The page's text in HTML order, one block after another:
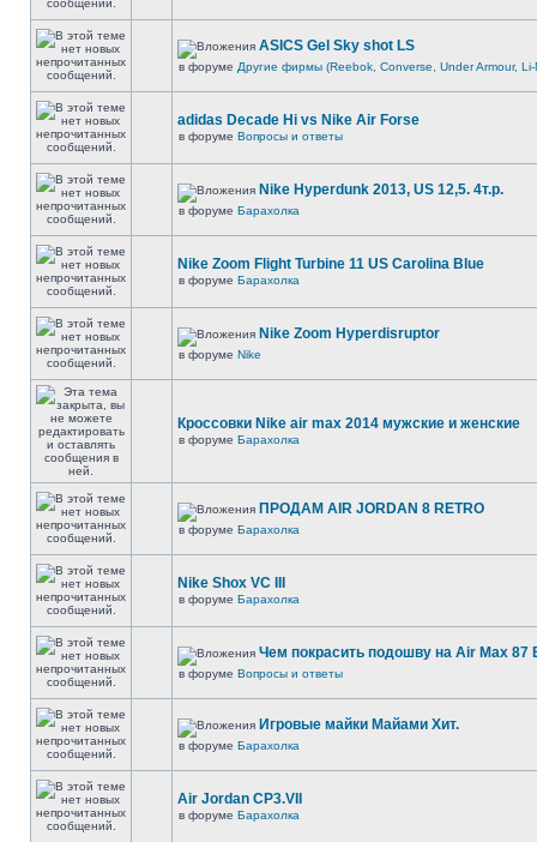
ASICS Gel Sky shot LS
в форуме Другие фирмы (Reebok, Converse, Under Armour, Li-
adidas Decade Hi vs Nike Air Forse
в форуме Вопросы и ответы
Nike Hyperdunk 2013, US 12,5. 4т.р.
в форуме Барахолка
Nike Zoom Flight Turbine 11 US Carolina Blue
в форуме Барахолка
Nike Zoom Hyperdisruptor
в форуме Nike
Кроссовки Nike air max 2014 мужские и женские
в форуме Барахолка
ПРОДАМ AIR JORDAN 8 RETRO
в форуме Барахолка
Nike Shox VC III
в форуме Барахолка
Чем покрасить подошву на Air Max 87
в форуме Вопросы и ответы
Игровые майки Майами Хит.
в форуме Барахолка
Air Jordan CP3.VII
в форуме Барахолка